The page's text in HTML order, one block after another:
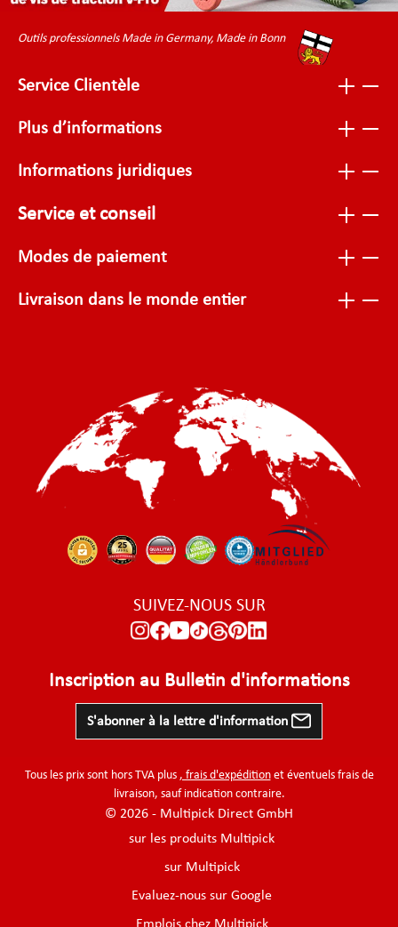
Outils professionnels Made in Germany, Made in Bonn
Service Clientèle
Plus d’informations
Informations juridiques
Service et conseil
Modes de paiement
Livraison dans le monde entier
SUIVEZ-NOUS SUR
Inscription au Bulletin d'informations
S'abonner à la lettre d'information
Tous les prix sont hors TVA plus , frais d'expéditionet éventuels frais de
livraison, sauf indication contraire.
© 2026 - Multipick Direct GmbH
sur les produits Multipick
sur Multipick
Evaluez-nous sur Google